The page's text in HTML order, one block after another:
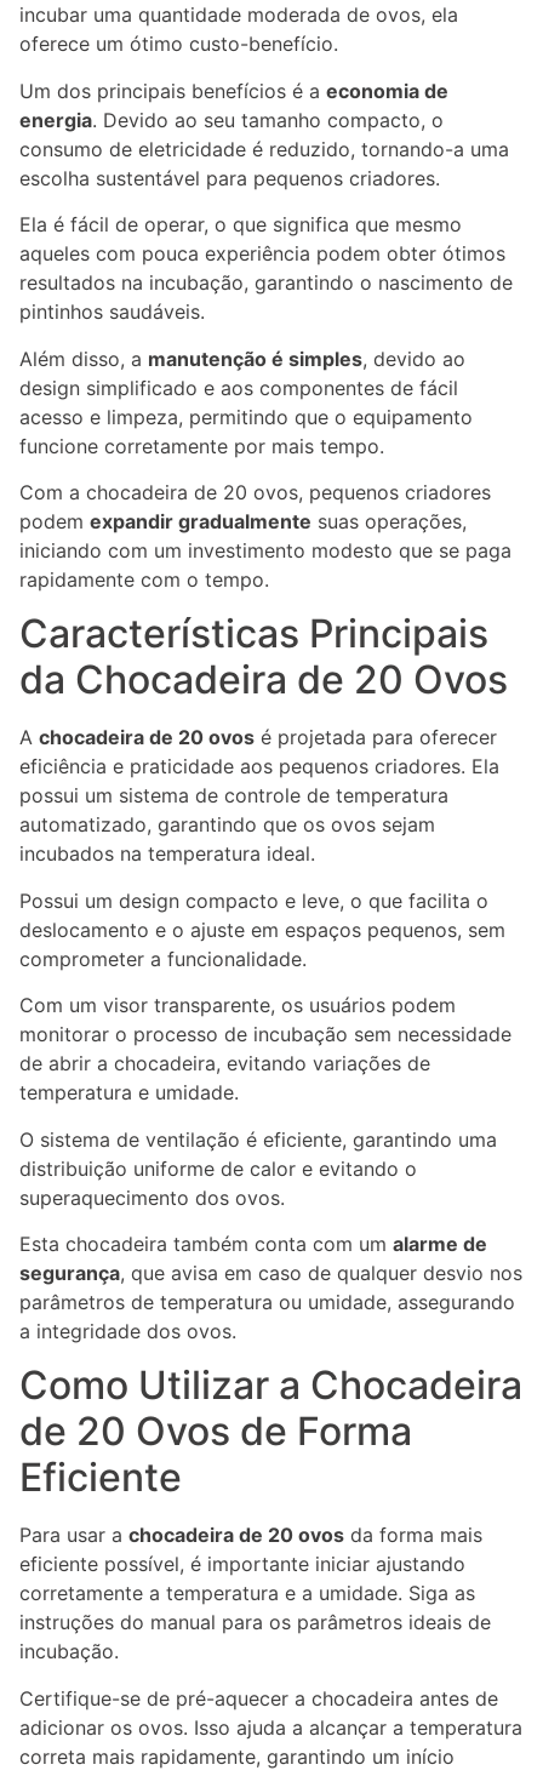
incubar uma quantidade moderada de ovos, ela
oferece um ótimo custo-benefício.
Um dos principais benefícios é a economia de
energia. Devido ao seu tamanho compacto, o
consumo de eletricidade é reduzido, tornando-a uma
escolha sustentável para pequenos criadores.
Ela é fácil de operar, o que significa que mesmo
aqueles com pouca experiência podem obter ótimos
resultados na incubação, garantindo o nascimento de
pintinhos saudáveis.
Além disso, a manutenção é simples, devido ao
design simplificado e aos componentes de fácil
acesso e limpeza, permitindo que o equipamento
funcione corretamente por mais tempo.
Com a chocadeira de 20 ovos, pequenos criadores
podem expandir gradualmente suas operações,
iniciando com um investimento modesto que se paga
rapidamente com o tempo.
Características Principais
da Chocadeira de 20 Ovos
A chocadeira de 20 ovos é projetada para oferecer
eficiência e praticidade aos pequenos criadores. Ela
possui um sistema de controle de temperatura
automatizado, garantindo que os ovos sejam
incubados na temperatura ideal.
Possui um design compacto e leve, o que facilita o
deslocamento e o ajuste em espaços pequenos, sem
comprometer a funcionalidade.
Com um visor transparente, os usuários podem
monitorar o processo de incubação sem necessidade
de abrir a chocadeira, evitando variações de
temperatura e umidade.
O sistema de ventilação é eficiente, garantindo uma
distribuição uniforme de calor e evitando o
superaquecimento dos ovos.
Esta chocadeira também conta com um alarme de
segurança, que avisa em caso de qualquer desvio nos
parâmetros de temperatura ou umidade, assegurando
a integridade dos ovos.
Como Utilizar a Chocadeira
de 20 Ovos de Forma
Eficiente
Para usar a chocadeira de 20 ovos da forma mais
eficiente possível, é importante iniciar ajustando
corretamente a temperatura e a umidade. Siga as
instruções do manual para os parâmetros ideais de
incubação.
Certifique-se de pré-aquecer a chocadeira antes de
adicionar os ovos. Isso ajuda a alcançar a temperatura
correta mais rapidamente, garantindo um início